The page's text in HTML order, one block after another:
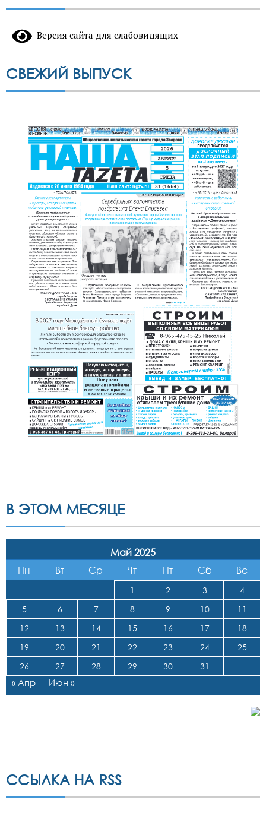
Версия сайта для слабовидящих
СВЕЖИЙ ВЫПУСК
В ЭТОМ МЕСЯЦЕ
Май 2025
Пн
Вт Ср Чт Пт Сб Вс
1 2 3
4
5
6 7 8 9 10
11
12
13 14 15 16 17
18
19
20 21 22 23 24
25
26
27 28 29 30 31
« Апр Июн »
ССЫЛКА НА RSS